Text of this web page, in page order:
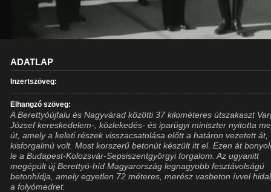
ADATLAP
Inzertszöveg:
Elhangzó szöveg:
A Berettyóújfalu és Nagyvárad közötti 37 kilométeres útszakaszt
József kereskedelem-, közlekedés- és iparügyi miniszter nyitotta
út, amely a keleti részek visszacsatolása előtt a határon vezetett át,
kisforgalmú volt. Most korszerű betonút készült itt el. Ezen át
le a Budapest-Kolozsvár-Sepsiszentgyörgyi forgalom. Az ugyanitt
megépült új Berettyó-híd Magyarország legnagyobb fesztávolságú
betonhídja, amely egyetlen 72 méteres, merész vasbeton ívvel
a folyómedret.